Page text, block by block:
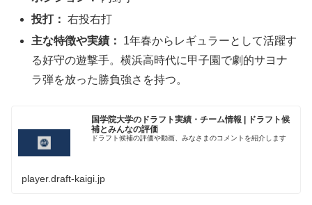
投打： 右投右打
主な特徴や実績：
1年春からレギュラーとして活躍す
る好守の遊撃手。横浜高時代に甲子園で劇的サヨナ
ラ弾を放った勝負強さを持つ。
国学院大学のドラフト実績・チーム情報 | ドラフト候
補とみんなの評価
ドラフト候補の評価や動画、みなさまのコメントを紹介します
player.draft-kaigi.jp